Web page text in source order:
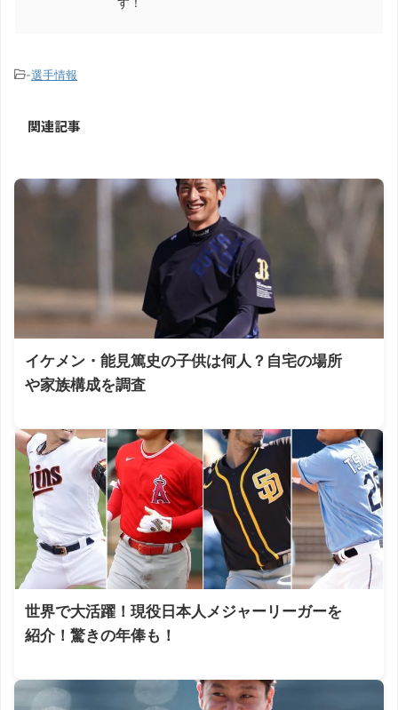
-選手情報
関連記事
イケメン・能見篤史の子供は何人？自宅の場所
や家族構成を調査
世界で大活躍！現役日本人メジャーリーガーを
紹介！驚きの年俸も！